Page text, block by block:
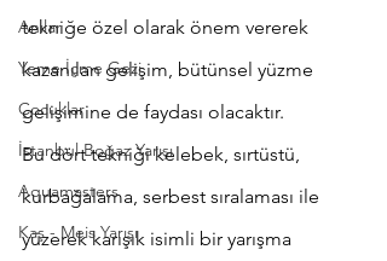
Anılar
Yeme İçme Gezi
Çocuklar
İstanbul Boğaz Yarışı
Aquamasters
Kaş - Meis Yarışı
tekniğe özel olarak önem vererek
kazanılan gelişim, bütünsel yüzme
gelişimine de faydası olacaktır.
Bu dört tekniği kelebek, sırtüstü,
kurbağalama, serbest sıralaması ile
yüzerek karışık isimli bir yarışma